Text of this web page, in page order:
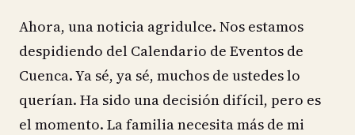
Ahora, una noticia agridulce. Nos estamos
despidiendo del Calendario de Eventos de
Cuenca. Ya sé, ya sé, muchos de ustedes lo
querían. Ha sido una decisión difícil, pero es
el momento. La familia necesita más de mi